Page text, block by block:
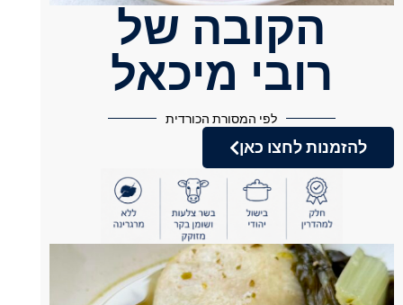
הקובה של
רובי מיכאל
לפי המסורת הכורדית
להזמנות לחצו כאן